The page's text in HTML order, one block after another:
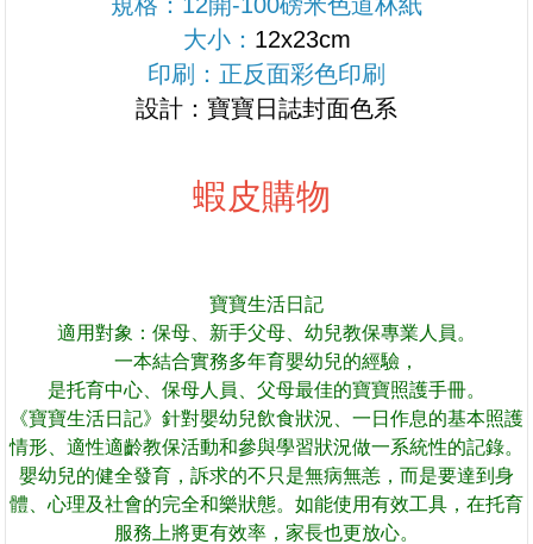
大小： 12x23cm
印刷：正反面彩色印刷
設計：寶寶日誌封面色系
蝦皮購物
寶寶生活日記
適用對象：保母、新手父母、幼兒教保專業人員。
一本結合實務多年育嬰幼兒的經驗，
是托育中心、保母人員、父母最佳的寶寶照護手冊。
《寶寶生活日記》針對嬰幼兒飲食狀況、一日作息的基本照護
情形、適性適齡教保活動和參與學習狀況做一系統性的記錄。
嬰幼兒的健全發育，訴求的不只是無病無恙，而是要達到身
體、心理及社會的完全和樂狀態。如能使用有效工具，在托育
服務上將更有效率，家長也更放心。